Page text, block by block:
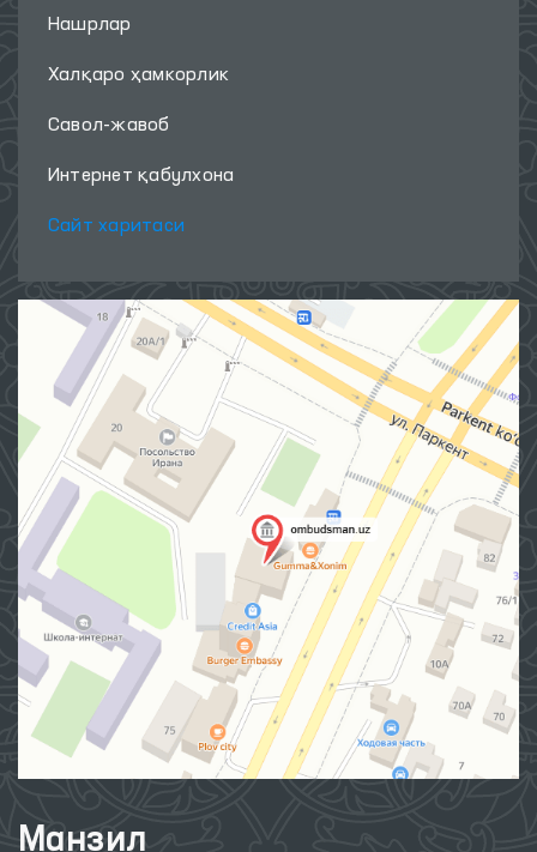
Нашрлар
Халқаро ҳамкорлик
Савол-жавоб
Интернет қабулхона
Сайт харитаси
Манзил